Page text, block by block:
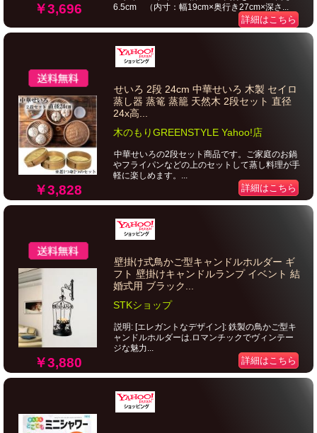
￥3,696
6.5cm （内寸：幅19cm×奥行き27cm×深さ...
詳細はこちら
￥3,828
せいろ 2段 24cm 中華せいろ 木製 セイロ
蒸し器 蒸篭 蒸籠 天然木 2段セット 直径
24x高...
木のもりGREENSTYLE Yahoo!店
中華せいろの2段セット商品です。ご家庭のお鍋
やフライパンなどの上のセットして蒸し料理が手
軽に楽しめます。...
詳細はこちら
￥3,880
壁掛け式鳥かご型キャンドルホルダー ギ
フト 壁掛けキャンドルランプ イベント 結
婚式用 ブラック...
STKショップ
説明: [エレガントなデザイン]: 鉄製の鳥かご型キ
ャンドルホルダーは.ロマンチックでヴィンテー
ジな魅力...
詳細はこちら